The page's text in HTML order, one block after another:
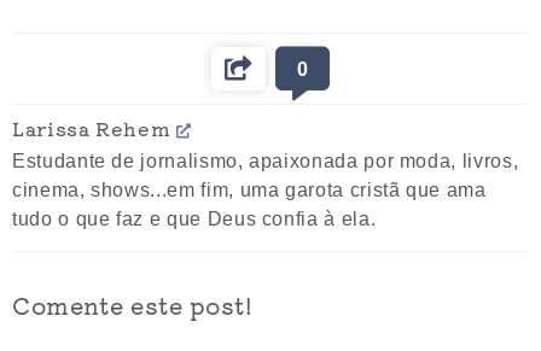
0
Larissa Rehem
Estudante de jornalismo, apaixonada por moda, livros,
cinema, shows...em fim, uma garota cristã que ama
tudo o que faz e que Deus confia à ela.
Comente este post!